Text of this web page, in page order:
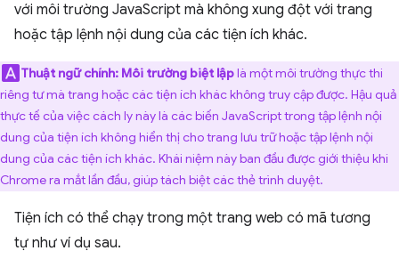
với môi trường JavaScript mà không xung đột với trang
hoặc tập lệnh nội dung của các tiện ích khác.
Thuật ngữ chính: Môi trường biệt lậplà một môi trường thực thi
riêng tư mà trang hoặc các tiện ích khác không truy cập được. Hậu quả
thực tế của việc cách ly này là các biến JavaScript trong tập lệnh nội
dung của tiện ích không hiển thị cho trang lưu trữ hoặc tập lệnh nội
dung của các tiện ích khác. Khái niệm này ban đầu được giới thiệu khi
Chrome ra mắt lần đầu, giúp tách biệt các thẻ trình duyệt.
Tiện ích có thể chạy trong một trang web có mã tương
tự như ví dụ sau.